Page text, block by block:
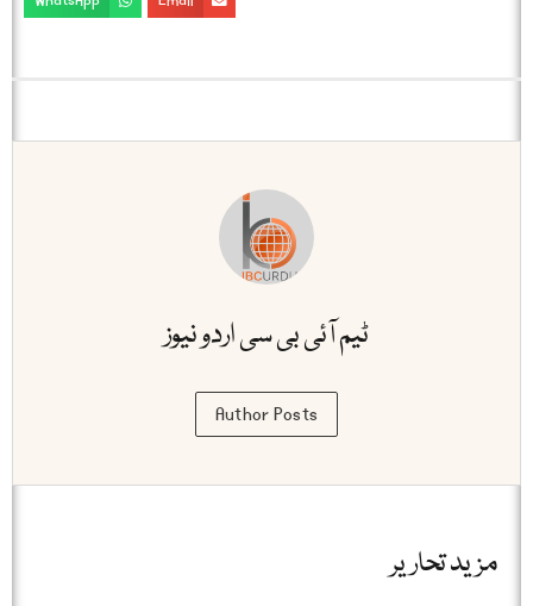
ٹیم آئی بی سی اردو نیوز
Author Posts
مزید تحاریر